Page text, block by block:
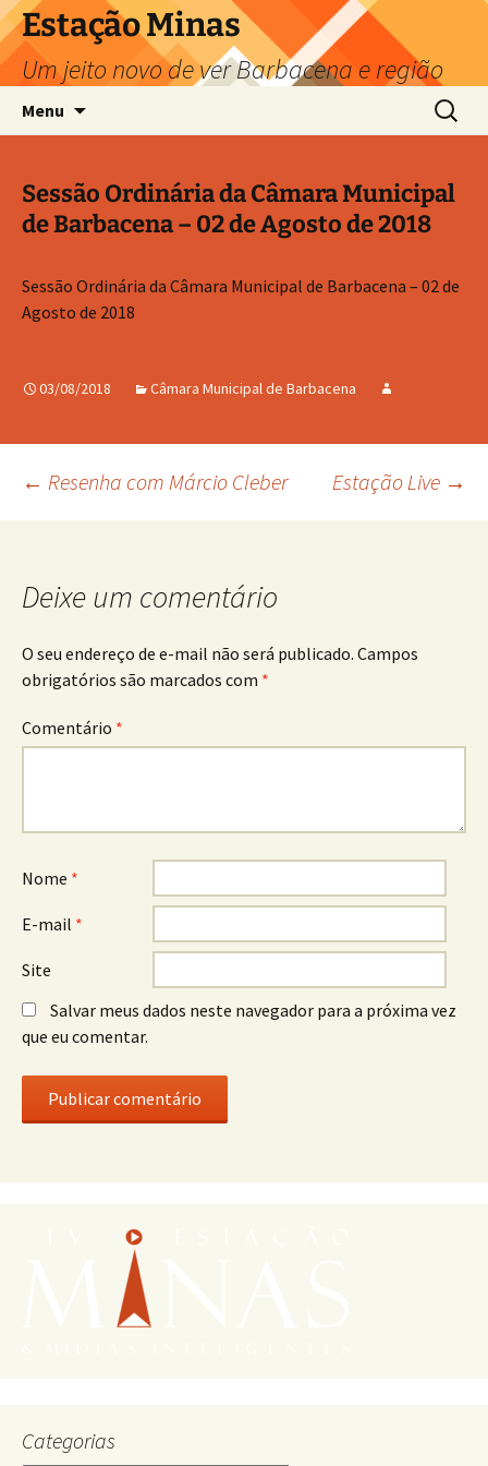
Pular
para
o
conteúdo
Estação Minas
Um jeito novo de ver Barbacena e região
Menu
por:
Sessão Ordinária da Câmara Municipal
de Barbacena – 02 de Agosto de 2018
Sessão Ordinária da Câmara Municipal de Barbacena – 02 de
Agosto de 2018
03/08/2018 Câmara Municipal de Barbacena
Navegação
posts
← Resenha com Márcio Cleber Estação Live →
Deixe um comentário
O seu endereço de e-mail não será publicado. Campos
obrigatórios são marcados com *
Comentário *
Nome *
E-mail *
Site
Salvar meus dados neste navegador para a próxima vez
que eu comentar.
Categorias